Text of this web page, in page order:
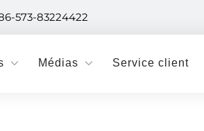
573-83224422
Médias Service client